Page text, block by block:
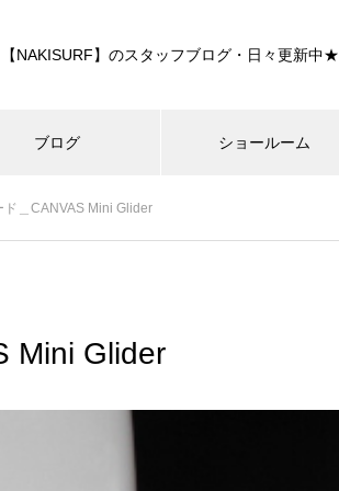
NAKISURF】のスタッフブログ・日々更新中★
ブログ ショールーム
＿CANVAS Mini Glider
Mini Glider